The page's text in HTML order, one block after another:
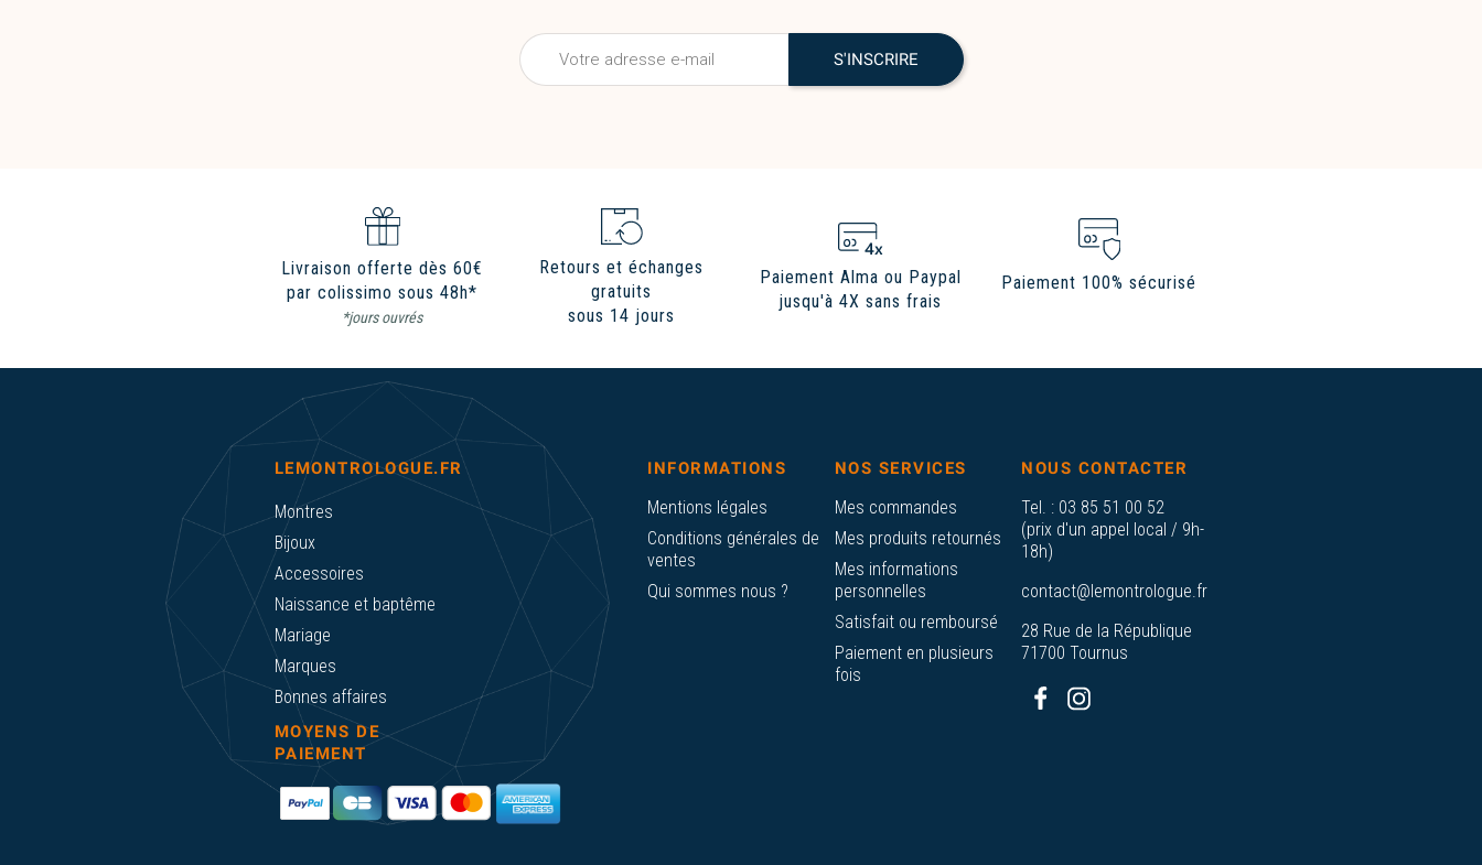
Livraison offerte dès 60€
par colissimo sous 48h*
*jours ouvrés
Retours et échanges
gratuits
sous 14 jours
Paiement Alma ou Paypal
jusqu'à 4X sans frais
Paiement 100% sécurisé
LEMONTROLOGUE.FR
Montres
Bijoux
Accessoires
Naissance et baptême
Mariage
Marques
Bonnes affaires
INFORMATIONS
Mentions légales
Conditions générales de
ventes
Qui sommes nous ?
NOS SERVICES
Mes commandes
Mes produits retournés
Mes informations
personnelles
Satisfait ou remboursé
Paiement en plusieurs
fois
NOUS CONTACTER
Tel. : 03 85 51 00 52
(prix d'un appel local / 9h-
18h)
contact@lemontrologue.fr
28 Rue de la République
71700 Tournus
MOYENS DE
PAIEMENT